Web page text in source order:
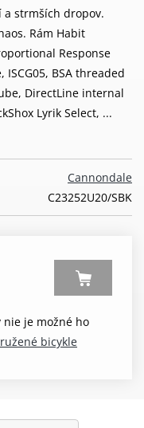
a strmších dropov.
Rám Habit
Response
BSA threaded
DirectLine internal
Lyrik Select, ...
Cannondale
C23252U20/SBK
je možné ho
bicykle